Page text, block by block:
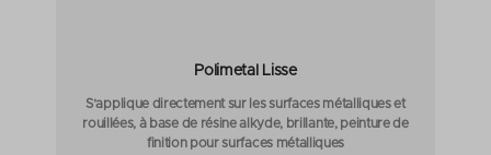
Polimetal Lisse
S’applique directement sur les surfaces métalliques et
rouillées, à base de résine alkyde, brillante, peinture de
finition pour surfaces métalliques